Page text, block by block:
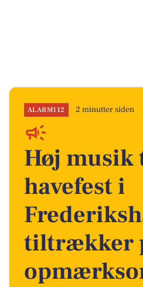
ALARM112 2 minutter siden
Høj musik
havefest i
tiltrækker